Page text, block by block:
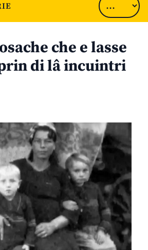
che e lasse
di lâ incuintri